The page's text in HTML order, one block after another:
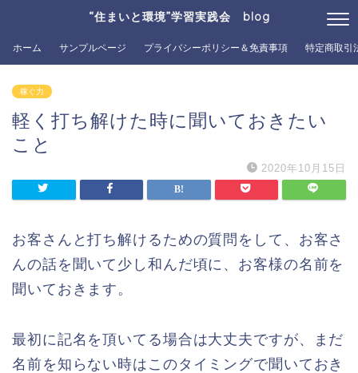
“住まいと環境”学習実践会 blog
ホーム サンプルページ プライバシーポリシー＆免責事項 特定商取引
稼ぐ力
軽く打ち解けた時に聞いておきたい
こと
2020年10月15日
お客さんと打ち解けるための質問をして、お客さ
んの話を聞いて少し和んだ頃に、お客様の名前を
聞いておきます。
最初に記名を頂いてる場合は大丈夫ですが、まだ
名前を知らない時はこのタイミングで聞いておき